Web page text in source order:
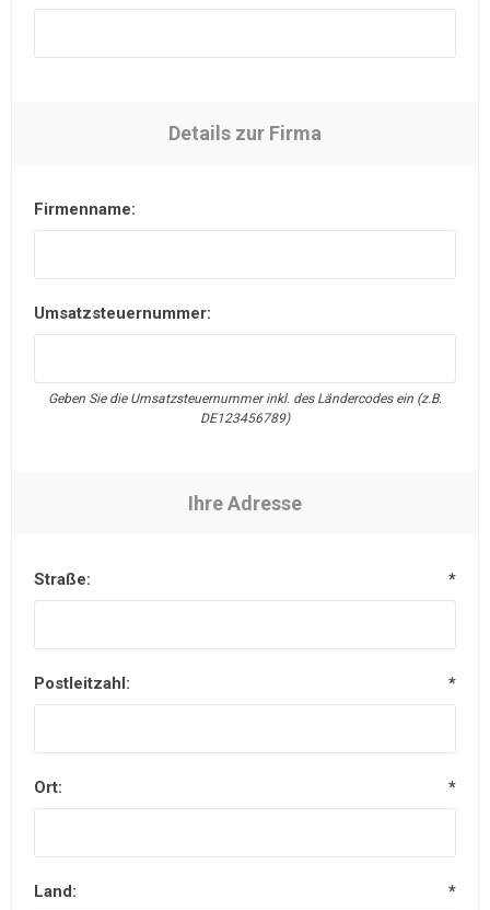
Details zur Firma
Firmenname:
Umsatzsteuernummer:
Geben Sie die Umsatzsteuernummer inkl. des Ländercodes ein (z.B.
DE123456789)
Ihre Adresse
Straße: *
Postleitzahl: *
Ort: *
Land: *